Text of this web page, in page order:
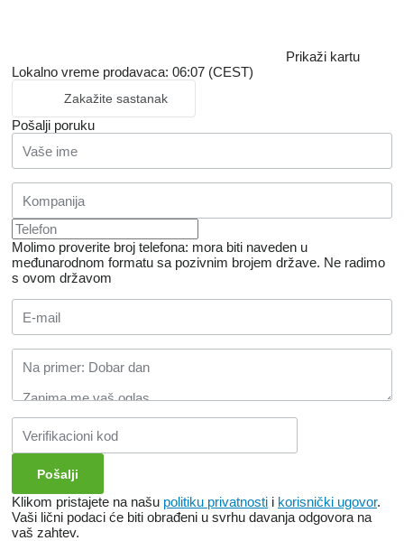
Prikaži kartu
Lokalno vreme prodavaca: 06:07 (CEST)
Zakažite sastanak
Pošalji poruku
Molimo proverite broj telefona: mora biti naveden u
međunarodnom formatu sa pozivnim brojem države. Ne radimo
s ovom državom
Klikom pristajete na našu politiku privatnosti i korisnički ugovor.
Vaši lični podaci će biti obrađeni u svrhu davanja odgovora na
vaš zahtev.